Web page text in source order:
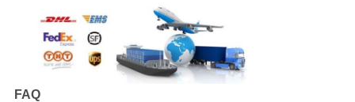
FAQ